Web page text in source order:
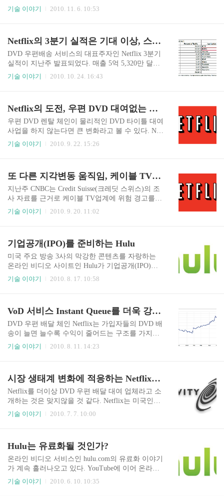
기능은 없다. 즉, 방송만 시청하고 광고를 건너뛰기
할 수 없는데, 이는 방송사와의 계약 조건에 명시되
적 합산하면 전체 62만 2천 가입자를 잃었다. 이미
기동안 15만 5천 해지자가 발생했으며, 3위 사업자
인 Cox Communications는 가입과 해지자 공개를 밝
히지 않고 있지만 역시 가입자보다 해지자가 늘어
난 것으로 관측되고 있다. Comcast는 해지자의 증
가 이유로 미국 가정의 높은 실업률과 수입 감소 등
지만 일부..
기술 이야기 2010. 11. 6. 10:53
Netflix의 3분기 실적은 기대 이상, 스트리밍 서비스의 힘
DVD 우편배송 서비스의 대표주자인 Netflix 3분기
실적이 지난주 발표되었다. 매출 5억 5,320만 달러
로 전년동기 4억 2,310만 달러에 비해 무려 31%나
전년동기 30천만 달러에 비해 26%나 증가했다. 이
는 신규 가입자 증가의 힘이 컸다. 3분기 동안의 신
규가입자는 193만명으로 2분기의 103만명을 훨씬
뛰어 넘었다. 누적 전체 가입자는 1,690만명에 이른
다. 만일 이 기세를 몰아간다면 연말에는 약 1,900
다에서는 DVD 배달없는 ..
기술 이야기 2010. 10. 24. 16:43
Netflix의 도전, 우편 DVD 대여없는 유료 스트리밍 서비스
우편 DVD 렌탈 체인이 물리적인 DVD 타이틀 대여
사업을 하지 않는다면 큰 변화라고 볼 수 있다. Net
flix는 현재 미국에서만 서비스를 제공하고 있는데,
통한 DVD 타이틀 대여가 주력인 Netflix가 첫 해외
진출국으로 캐나다를 선택했다. Netflix는 현지시간
으로 9월 22일 수요일 캐나다 진출을 공식화했다.
미국에서 우편 배달 DVD 체인으로 성장한 Netflix
가 첫 해외진출국으로 캐나다를 선택한 것은 미국
문 등 다양한 분야에서 긴밀하게 협조하고 ..
기술 이야기 2010. 9. 22. 15:26
또 다른 지각변동 움직임, 케이블 TV와 온라인 비디오 스트리밍
지난주 CNBC는 Credit Suisse(크레딧 스위스)의 조
사 자료를 근거로 케이블 TV업계에 위험 경고를
보냈다. DVD 우편 배달 업체인 Netflix 유저 250을
Pay TV(유료 TV서비스)를 대체했다고 답했으며, 1
8세 ~ 24세 응답자의 30% 가량은 케이블 TV나 위
성 TV 대신 Netflix의 온라인 스트리밍 서비스를 이
용한다고 답했다. 전체적으로는 응답자의 17%가 N
etflix가 유료 TV나 케이블 TV, 위성 TV 등의 대체
로..
기술 이야기 2010. 9. 20. 11:02
기업공개(IPO)를 준비하는 Hulu
미국 주요 방송 3사의 막강한 콘텐츠를 자랑하는
온라인 비디오 사이트인 Hulu가 기업공개(IPO)를
준비중이라고 한다. 만일 주식시장에 기업을 공개
이나 거래될 주식숫자는 구체적으로 밝혀지지 않
았다. Hulu는 미국 주요 방송 3사의 조인트벤처다.
GE가 소유한 NBC Universal, News Corp의 FOX, Wa
lt Disney의 ABC가 합작해서 만들었다. 원래는 NB
C와 FOX가 먼저 합작으로 시작했고, 나중에 ABC
이 없는 상태다. H..
기술 이야기 2010. 8. 17. 10:58
VoD 서비스 Instant Queue를 더욱 강화하는 Netflix
DVD 우편 배달 체인 Netflix는 가입자들의 DVD 배
송이 늘면 늘수록 수익이 줄어드는 구조를 가지고
있다. 월정액으로 동시 대여 가능한 DVD 타이틀
성공 포인트는 DVD 대여점의 소매 유통방식의 혁
신을 통해 소비자가 만족할 수 있는 형태로 바꾸었
기 때문이다. DVD 1개 타이틀 판매가격에도 못미
치는 월정액으로 적어도 월 10여개 이상의 DVD 타
이틀 감상이 가능하여 소비자들의 호응을 받고 있
감상하고 우편으로 Netflix로 회송하면 원하는 또
다..
기술 이야기 2010. 8. 11. 14:23
시장 생태계 변화에 적응하는 Netflix를 주목하라
Netflix를 더이상 DVD 우편 배달 대여 업체라고 소
개하는 것은 맞지않을 것 같다. Netflix는 미국인들
의 DVD 대여 방식을 크게 바꾸어 놓은 장본인이
라는 온라인 비디오 스트리밍 서비스도 무료로 제
공하고 있다. 비록 최신 영화는 제공하지 않지만,
다양한 장르의 영화와 TV 드라마, 쇼 오락 프로그
램들을 온라인으로 제공하고 있으며, Xbox 360, Pla
yStation 3, Wii 등 비디오 콘솔게임기를 비롯하여,
기술 이야기 2010. 7. 7. 10:00
Hulu는 유료화될 것인가?
온라인 비디오 서비스인 hulu.com의 유료화 이야기
가 계속 흘러나오고 있다. YouTube에 이어 온라인
비디오 스트리밍 서비스의 강자인 Hulu의 내부에
기술 이야기 2010. 6. 10. 10:35